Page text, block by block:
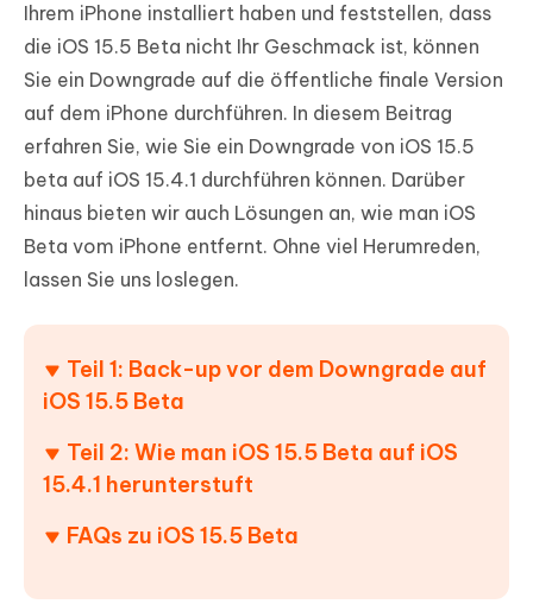
Ihrem iPhone installiert haben und feststellen, dass
die iOS 15.5 Beta nicht Ihr Geschmack ist, können
Sie ein Downgrade auf die öffentliche finale Version
auf dem iPhone durchführen. In diesem Beitrag
erfahren Sie, wie Sie ein Downgrade von iOS 15.5
beta auf iOS 15.4.1 durchführen können. Darüber
hinaus bieten wir auch Lösungen an, wie man iOS
Beta vom iPhone entfernt. Ohne viel Herumreden,
lassen Sie uns loslegen.
Teil 1: Back-up vor dem Downgrade auf
iOS 15.5 Beta
Teil 2: Wie man iOS 15.5 Beta auf iOS
15.4.1 herunterstuft
FAQs zu iOS 15.5 Beta